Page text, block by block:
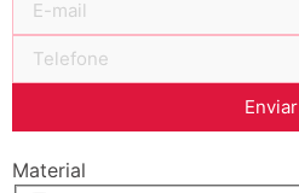
Enviar
Material